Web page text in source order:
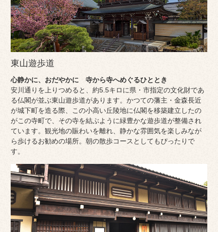
東山遊歩道
心静かに、おだやかに 寺から寺へめぐるひととき
安川通りを上りつめると、約5.5キロに県・市指定の文化財であ
る仏閣が並ぶ東山遊歩道があります。かつての藩主・金森長近
が城下町を造る際、この小高い丘陵地に仏閣を移築建立したの
がこの寺町で、その寺を結ぶように緑豊かな遊歩道が整備され
ています。観光地の賑わいを離れ、静かな雰囲気を楽しみなが
ら歩けるお勧めの場所。朝の散歩コースとしてもぴったりで
す。